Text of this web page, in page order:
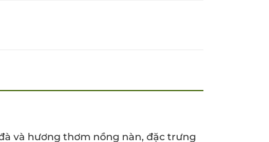
và hương thơm nồng nàn, đặc trưng